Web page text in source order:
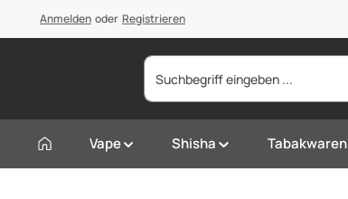
Zur Hauptnavigation springen
Anmelden oder Registrieren
Vape Shisha Tabakwaren